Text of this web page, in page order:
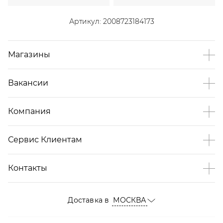
Артикул: 2008723184173
Магазины
Вакансии
Компания
Сервис Клиентам
Контакты
Доставка в МОСКВА